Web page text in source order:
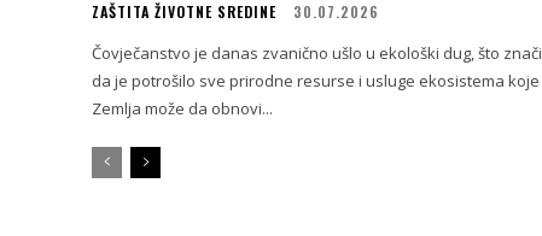
ZAŠTITA ŽIVOTNE SREDINE 30.07.2026
Čovječanstvo je danas zvanično ušlo u ekološki dug, što znači
da je potrošilo sve prirodne resurse i usluge ekosistema koje
Zemlja može da obnovi...